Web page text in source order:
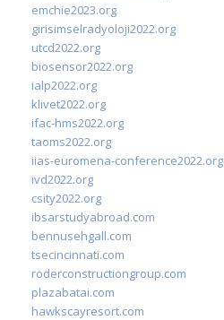
emchie2023.org
girisimselradyoloji2022.org
utcd2022.org
biosensor2022.org
ialp2022.org
klivet2022.org
ifac-hms2022.org
taoms2022.org
iias-euromena-conference2022.org
ivd2022.org
csity2022.org
ibsarstudyabroad.com
bennusehgall.com
tsecincinnati.com
roderconstructiongroup.com
plazabatai.com
hawkscayresort.com